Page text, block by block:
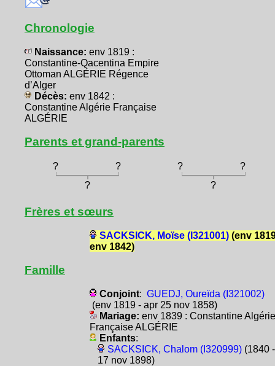
Chronologie
Naissance: env 1819 :
Constantine-Qacentina Empire
Ottoman ALGÉRIE Régence
d’Alger
Décès: env 1842 :
Constantine Algérie Française
ALGÉRIE
Parents et grand-parents
? ? ?
?
?
?
Frères et sœurs
SACKSICK, Moïse (I321001)(env
env 1842)
Famille
Conjoint: GUEDJ, Oureïda (I321002)
(env 1819 - apr 25 nov 1858)
Mariage: env 1839 : Constantine Algérie
Française ALGÉRIE
Enfants:
SACKSICK, Chalom (I320999)(1840 -
17 nov 1898)